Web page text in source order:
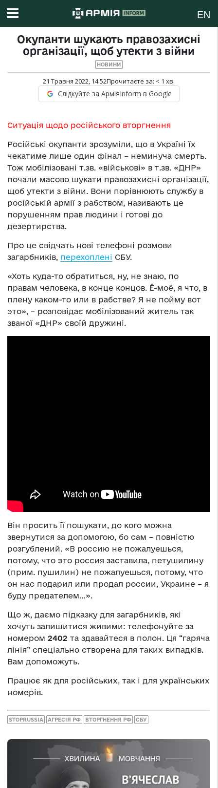
EN
Окупанти шукають правозахисні
організації, щоб утекти з війни
НОВИНИ
21 Травня 2022, 14:52Прочитаєте за: < 1 хв.
Слідкуйте за АрміяInform в Google
Ситуація щодо російського вторгнення
Російські окупанти зрозуміли, що в Україні їх
чекатиме лише один фінал – неминуча смерть.
Тож мобілізовані т.зв. «військові» в т.зв. «ДНР»
почали масово шукати правозахисні організації,
щоб утекти з війни. Вони порівнюють службу в
російській армії з рабством, називають це
порушенням прав людини і готові до
дезертирства.
Про це свідчать нові телефоні розмови
загарбників, перехоплені СБУ.
«Хоть куда-то обратиться, ну, не знаю, по
правам человека, в конце концов. Ё-моё, я что, в
плену каком-то или в рабстве? Я не пойму вот
это», – розповідає мобілізований житель так
званої «ДНР» своїй дружині.
Він просить її пошукати, до кого можна
звернутися за допомогою, бо сам – повністю
розгублений. «В россию не пожалуешься,
потому, что это россия заставила, петушилину
(прим. пушилин) не пожалуешься, потому, что
он нас подарил или продал россии, Украине – я
буду предателем…».
Що ж, даємо підказку для загарбників, які
хочуть залишитися живими: телефонуйте за
номером 2402 та здавайтеся в полон. Ця “гаряча
лінія” спеціально створена для таких випадків.
Вам допоможуть.
Працює як для російських, так і для українських
номерів.
STOPRUSSIA АГРЕСІЯ РФ ВТОРГНЕННЯ РФ СБУ